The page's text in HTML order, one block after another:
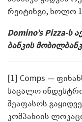
რეიტინგი, ხოლო
Domino’s Pizza-ს
ბანკის
[1] Comps —
საცალო
შეაფასოს
კომპანიის